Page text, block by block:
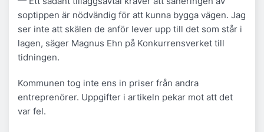
soptippen är nödvändig för att kunna bygga vägen. Jag
ser inte att skälen de anför lever upp till det som står i
lagen, säger Magnus Ehn på Konkurrensverket till
tidningen.
Kommunen tog inte ens in priser från andra
entreprenörer. Uppgifter i artikeln pekar mot att det
var fel.